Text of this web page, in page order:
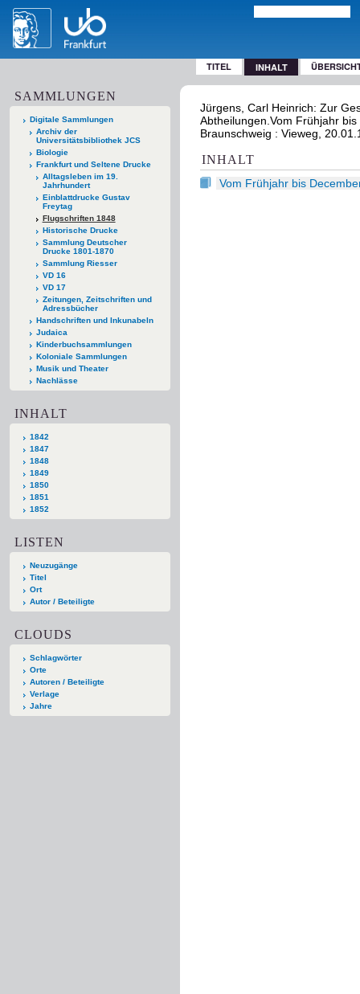
TITEL INHALT
SAMMLUNGEN
Digitale Sammlungen
Archiv der
Universitätsbibliothek JCS
Biologie
Frankfurt und Seltene Drucke
Alltagsleben im 19.
Jahrhundert
Einblattdrucke Gustav
Freytag
Flugschriften 1848
Historische Drucke
Sammlung Deutscher
Drucke 1801-1870
Sammlung Riesser
VD 16
VD 17
Zeitungen, Zeitschriften und
Adressbücher
Handschriften und Inkunabeln
Judaica
Kinderbuchsammlungen
Koloniale Sammlungen
Musik und Theater
Nachlässe
INHALT
1842
1847
1848
1849
1850
1851
1852
LISTEN
Neuzugänge
Titel
Ort
Autor / Beteiligte
CLOUDS
Schlagwörter
Orte
Autoren / Beteiligte
Verlage
Jahre
Jürgens, Carl Heinrich: Zur
Abtheilungen.Vom Frühjahr
Braunschweig : Vieweg,
INHALT
Vom Frühjahr bis